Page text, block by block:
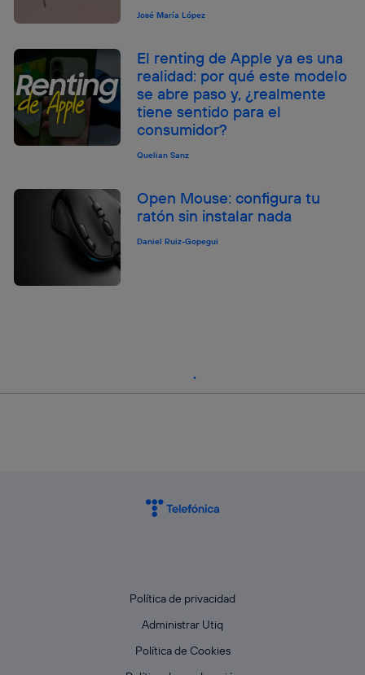
José María López
El renting de Apple ya es una
realidad: por qué este modelo
se abre paso y, ¿realmente
tiene sentido para el
consumidor?
Quelian Sanz
Open Mouse: configura tu
ratón sin instalar nada
Daniel Ruiz-Gopegui
Política de privacidad
Administrar Utiq
Política de Cookies